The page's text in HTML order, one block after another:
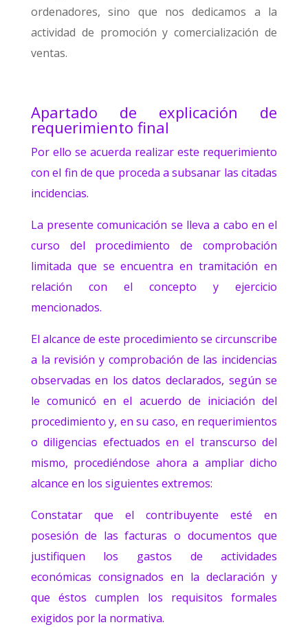
ordenadores, sino que nos dedicamos a la
actividad de promoción y comercialización de
ventas.
Apartado de explicación de
requerimiento final
Por ello se acuerda realizar este requerimiento
con el fin de que proceda a subsanar las citadas
incidencias.
La presente comunicación se lleva a cabo en el
curso del procedimiento de comprobación
limitada que se encuentra en tramitación en
relación con el concepto y ejercicio
mencionados.
El alcance de este procedimiento se circunscribe
a la revisión y comprobación de las incidencias
observadas en los datos declarados, según se
le comunicó en el acuerdo de iniciación del
procedimiento y, en su caso, en requerimientos
o diligencias efectuados en el transcurso del
mismo, procediéndose ahora a ampliar dicho
alcance en los siguientes extremos:
Constatar que el contribuyente esté en
posesión de las facturas o documentos que
justifiquen los gastos de actividades
económicas consignados en la declaración y
que éstos cumplen los requisitos formales
exigidos por la normativa.